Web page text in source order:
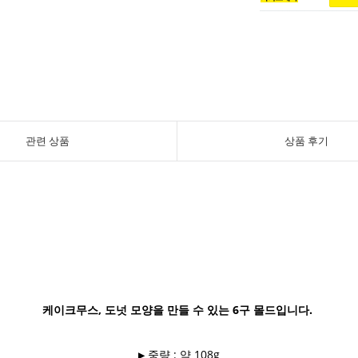
관련 상품 상품 후기
케이크무스, 도넛 모양을 만들 수 있는 6구 몰드입니다.
▶ 중량 : 약 108g